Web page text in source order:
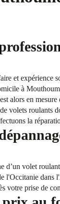
et expérience
à
alors en
volets roulants
la
d’un volet
l'Occitanie dans
votre prise de